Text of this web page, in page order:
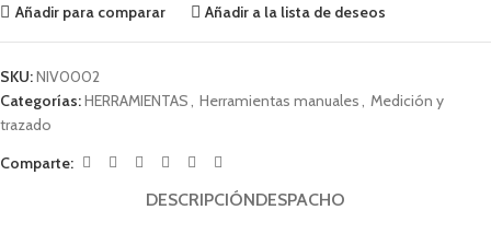
Añadir para comparar Añadir a la lista de deseos
SKU:NIV0002
Categorías:HERRAMIENTAS, Herramientas manuales, Medición y
trazado
Comparte:
DESCRIPCIÓNDESPACHO